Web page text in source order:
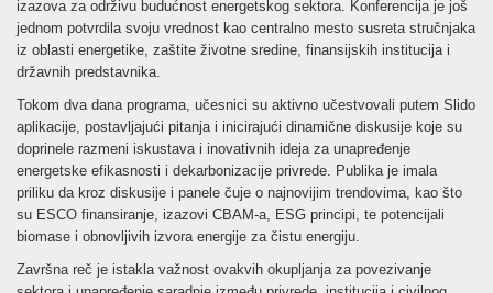
izazova za održivu budućnost energetskog sektora. Konferencija je još
jednom potvrdila svoju vrednost kao centralno mesto susreta stručnjaka
iz oblasti energetike, zaštite životne sredine, finansijskih institucija i
državnih predstavnika.
Tokom dva dana programa, učesnici su aktivno učestvovali putem Slido
aplikacije, postavljajući pitanja i inicirajući dinamične diskusije koje su
doprinele razmeni iskustava i inovativnih ideja za unapređenje
energetske efikasnosti i dekarbonizacije privrede. Publika je imala
priliku da kroz diskusije i panele čuje o najnovijim trendovima, kao što
su ESCO finansiranje, izazovi CBAM-a, ESG principi, te potencijali
biomase i obnovljivih izvora energije za čistu energiju.
Završna reč je istakla važnost ovakvih okupljanja za povezivanje